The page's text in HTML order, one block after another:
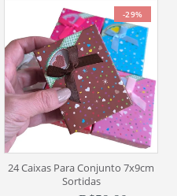
-29%
24 Caixas Para Conjunto 7x9cm
Sortidas